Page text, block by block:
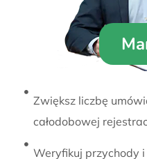
Zwiększ liczbę
całodobowej
Weryfikuj przychody